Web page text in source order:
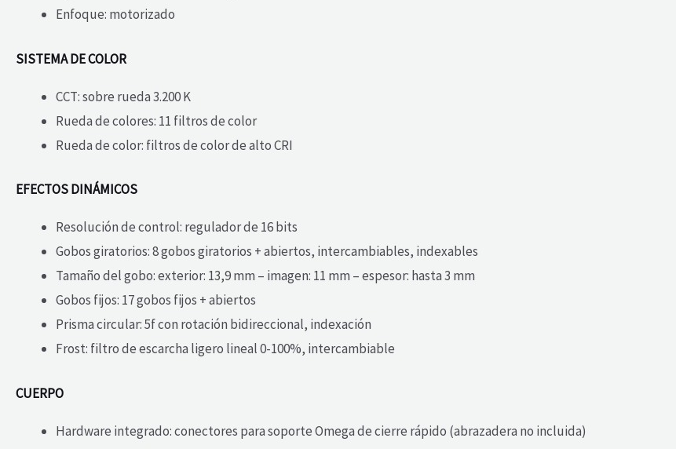
Enfoque: motorizado
SISTEMA DE COLOR
CCT: sobre rueda 3.200 K
Rueda de colores: 11 filtros de color
Rueda de color: filtros de color de alto CRI
EFECTOS DINÁMICOS
Resolución de control: regulador de 16 bits
Gobos giratorios: 8 gobos giratorios + abiertos, intercambiables, indexables
Tamaño del gobo: exterior: 13,9 mm – imagen: 11 mm – espesor: hasta 3 mm
Gobos fijos: 17 gobos fijos + abiertos
Prisma circular: 5f con rotación bidireccional, indexación
Frost: filtro de escarcha ligero lineal 0-100%, intercambiable
CUERPO
Hardware integrado: conectores para soporte Omega de cierre rápido (abrazadera no incluida)